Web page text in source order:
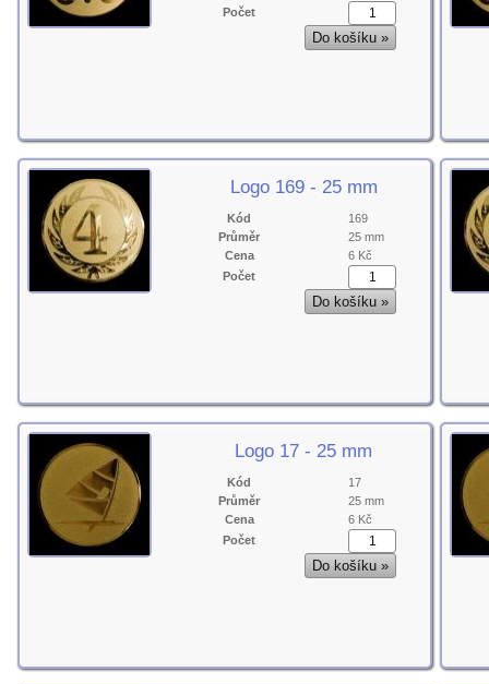
Počet
Logo 169 - 25 mm
Kód
169
Průměr
25 mm
Cena
6 Kč
Počet
Logo 17 - 25 mm
Kód
17
Průměr
25 mm
Cena
6 Kč
Počet